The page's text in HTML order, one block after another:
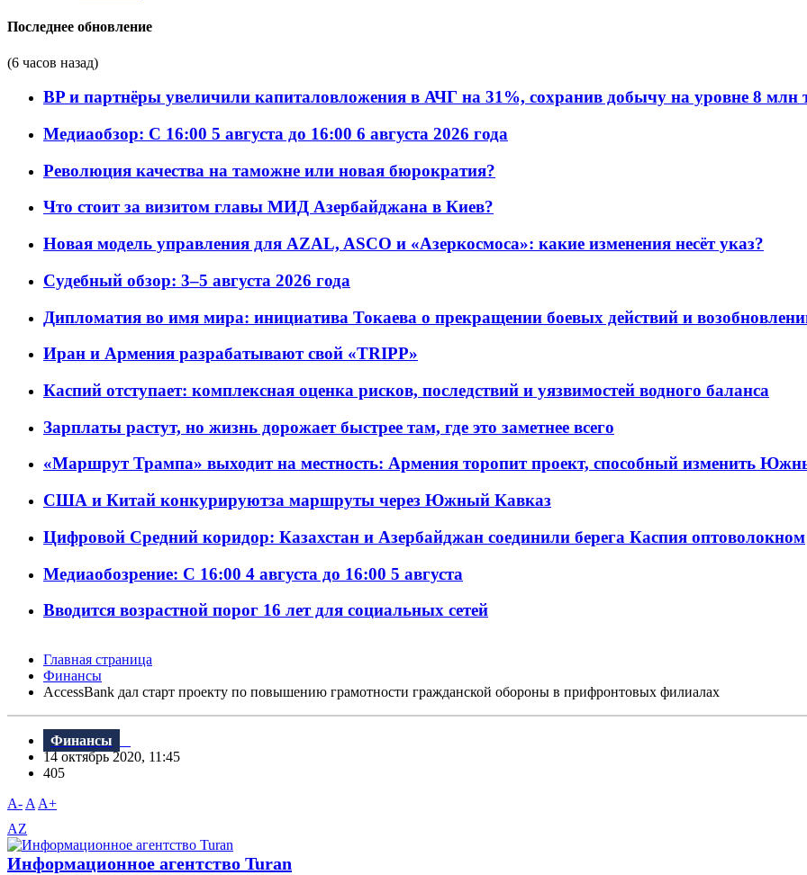
Последнее обновление
(6 часов назад)
BP и партнёры увеличили капиталовложения в АЧГ на 31%, сохранив добычу на уровне 8 млн
Медиаобзор: С 16:00 5 августа до 16:00 6 августа 2026 года
Революция качества на таможне или новая бюрократия?
Что стоит за визитом главы МИД Азербайджана в Киев?
Новая модель управления для AZAL, ASCO и «Азеркосмоса»: какие изменения несёт указ?
Судебный обзор: 3–5 августа 2026 года
Дипломатия во имя мира: инициатива Токаева о прекращении боевых действий и
Иран и Армения разрабатывают свой «TRIPP»
Каспий отступает: комплексная оценка рисков, последствий и уязвимостей водного баланса
Зарплаты растут, но жизнь дорожает быстрее там, где это заметнее всего
«Маршрут Трампа» выходит на местность: Армения торопит проект, способный изменить
США и Китай конкурируютза маршруты через Южный Кавказ
Цифровой Средний коридор: Казахстан и Азербайджан соединили берега Каспия оптоволокном
Медиаобозрение: С 16:00 4 августа до 16:00 5 августа
Вводится возрастной порог 16 лет для социальных сетей
Главная страница
Финансы
AccessBank дал старт проекту по повышению грамотности гражданской обороны в прифронтовых филиалах
Финансы
14 октябрь 2020, 11:45
405
A- A A+
AZ
Информационное агентство Turan